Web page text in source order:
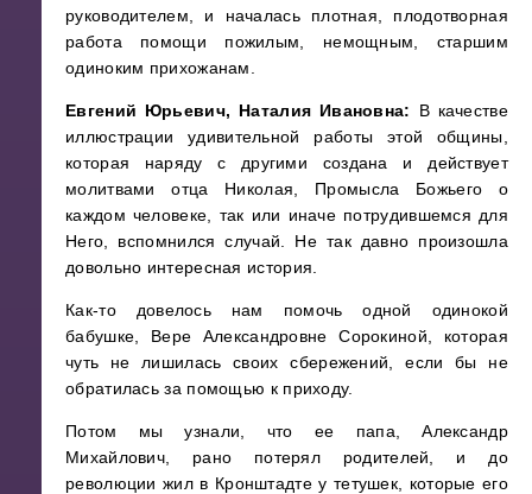
руководителем, и началась плотная, плодотворная
работа помощи пожилым, немощным, старшим
одиноким прихожанам.
Евгений Юрьевич, Наталия Ивановна:
В качестве
иллюстрации удивительной работы этой общины,
которая наряду с другими создана и действует
молитвами отца Николая, Промысла Божьего о
каждом человеке, так или иначе потрудившемся для
Него, вспомнился случай. Не так давно произошла
довольно интересная история.
Как-то довелось нам помочь одной одинокой
бабушке, Вере Александровне Сорокиной, которая
чуть не лишилась своих сбережений, если бы не
обратилась за помощью к приходу.
Потом мы узнали, что ее папа, Александр
Михайлович, рано потерял родителей, и до
революции жил в Кронштадте у тетушек, которые его